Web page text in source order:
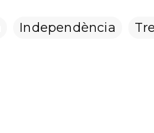
Independència